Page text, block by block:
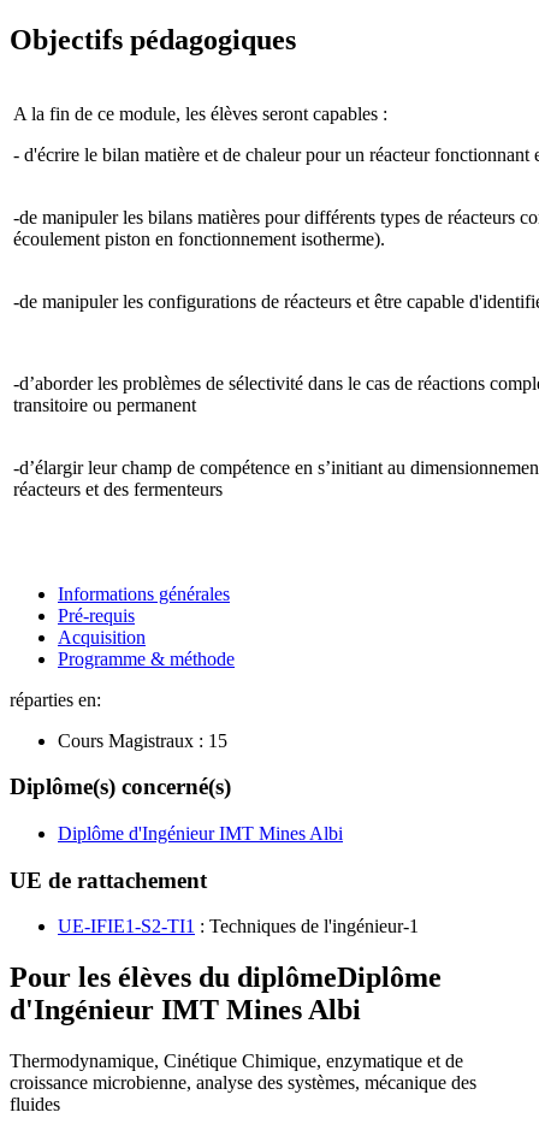
Objectifs pédagogiques
A la fin de ce module, les élèves seront capables :
- d'écrire le bilan matière et de chaleur pour un réacteur fonctionnant
-de manipuler les bilans matières pour différents types de réacteurs
écoulement piston en fonctionnement isotherme).
-de manipuler les configurations de réacteurs et être capable
-d’aborder les problèmes de sélectivité dans le cas de réactions
transitoire ou permanent
-d’élargir leur champ de compétence en s’initiant au
réacteurs et des fermenteurs
Informations générales
Pré-requis
Acquisition
Programme & méthode
réparties en:
Cours Magistraux : 15
Diplôme(s) concerné(s)
Diplôme d'Ingénieur IMT Mines Albi
UE de rattachement
UE-IFIE1-S2-TI1 : Techniques de l'ingénieur-1
Pour les élèves du diplômeDiplôme
d'Ingénieur IMT Mines Albi
Thermodynamique, Cinétique Chimique, enzymatique et de
croissance microbienne, analyse des systèmes, mécanique des
fluides